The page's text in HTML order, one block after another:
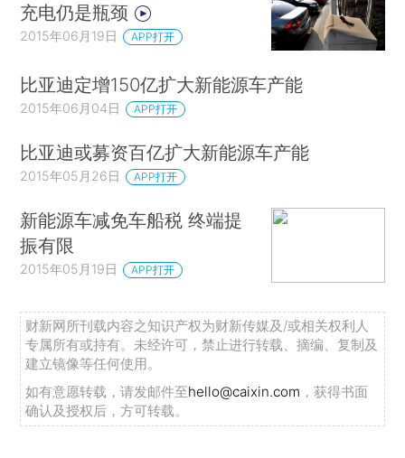
充电仍是瓶颈
2015年06月19日 APP打开
比亚迪定增150亿扩大新能源车产能
2015年06月04日 APP打开
比亚迪或募资百亿扩大新能源车产能
2015年05月26日 APP打开
新能源车减免车船税 终端提
振有限
2015年05月19日 APP打开
财新网所刊载内容之知识产权为财新传媒及/或相关权利人
专属所有或持有。未经许可，禁止进行转载、摘编、复制及
建立镜像等任何使用。
如有意愿转载，请发邮件至hello@caixin.com ，获得书面
确认及授权后，方可转载。